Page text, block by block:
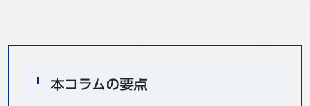
セミナ−
ニュース
本コラムの要点